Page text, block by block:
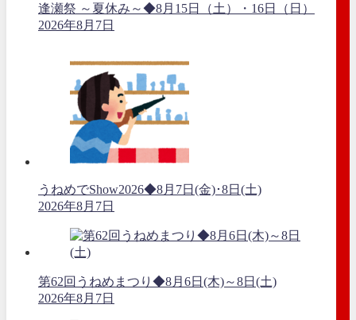
逢瀬祭 ～夏休み～◆8月15日（土）・16日（日）
2026年8月7日
うねめでShow2026◆8月7日(金)･8日(土)
2026年8月7日
第62回うねめまつり◆8月6日(木)～8日(土)
2026年8月7日